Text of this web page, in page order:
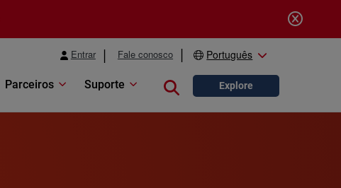
Entrar Fale conosco Português
Parceiros Suporte Close search
Explore